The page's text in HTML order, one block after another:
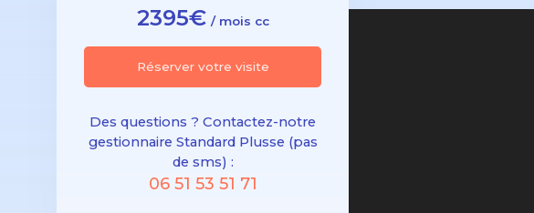
2395€ / mois cc
Réserver votre visite
Des questions ? Contactez-notre
gestionnaire Standard Plusse (pas
de sms) :
06 51 53 51 71